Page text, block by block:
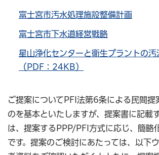
富士宮市汚水処理施設整備計画
富士宮市下水道経営戦略
星山浄化センターと衛生プラントの汚
（PDF：24KB）
ご提案についてPFI法第6条による民間提
のを基本といたしますが、提案書に記載
は、提案するPPP/PFI方式に応じ、簡略
です。提案のご検討にあたっては、以下